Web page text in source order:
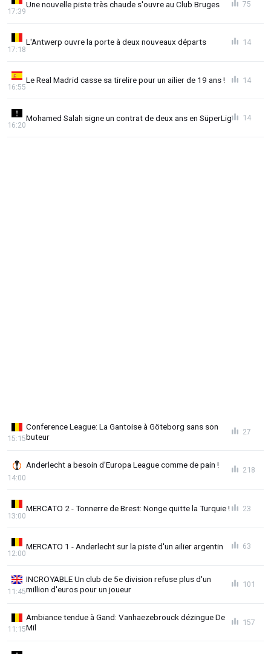
Une nouvelle piste très chaude s'ouvre au Club Bruges
17:39
75
L'Antwerp ouvre la porte à deux nouveaux départs
17:18
14
Le Real Madrid casse sa tirelire pour un ailier de 19 ans !
16:55
14
Mohamed Salah signe un contrat de deux ans en SüperLig
16:20
14
Conference League: La Gantoise à Göteborg sans son
buteur
15:15
27
Anderlecht a besoin d'Europa League comme de pain !
14:00
218
MERCATO 2 - Tonnerre de Brest: Nonge quitte la Turquie !
13:00
23
MERCATO 1 - Anderlecht sur la piste d'un ailier argentin
12:00
63
INCROYABLE Un club de 5e division refuse plus d'un
million d'euros pour un joueur
11:45
101
Ambiance tendue à Gand: Vanhaezebrouck dézingue De
Mil
11:15
157